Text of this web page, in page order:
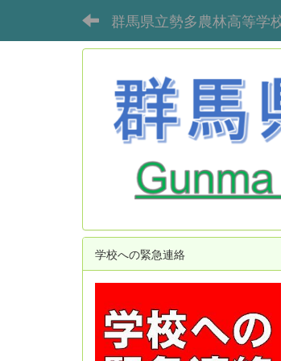
群馬県立勢多農林高等学
学校への緊急連絡